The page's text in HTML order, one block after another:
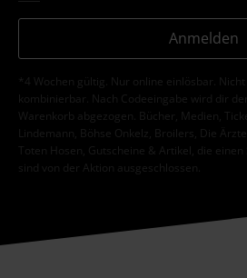
Anmelden
*4 Wochen gültig. Nur online einlösbar.
kombinierbar. Nach Codeeingabe wird dir
Warenkorb abgezogen. Bücher, Medien,
Lindemann, Böhse Onkelz, Broilers, Die
Toten Hosen, Gutscheine & Artikel, die
sind von der Aktion ausgeschlossen.